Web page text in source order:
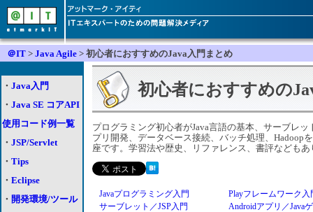
＠IT > Java Agile > 初心者におすすめのJava入門まとめ
初心者におすすめの
プログラミング初心者がJava言語の基本、サーブレ
プリ開発、データベース接続、バッチ処理、Hadoop
座です。学習法や歴史、リファレンス、書評などもあ
Javaプログラミング入門
Playフレームワーク入
サーブレット／JSP入門
Androidアプリ／Java
・ Java入門
・ Java SE コアAPI
使用コード例一覧
・ JSP/Servlet
・ Tips
・ Eclipse
・ 開発環境/ツール